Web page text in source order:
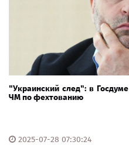
"Украинский след": в
ЧМ по фехтованию
2025-07-28 07:30:24